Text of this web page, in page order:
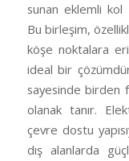
sunan eklemli kol
Bu birleşim,
köşe noktalara
ideal bir
sayesinde birden
olanak tanır.
çevre dostu
dış alanlarda